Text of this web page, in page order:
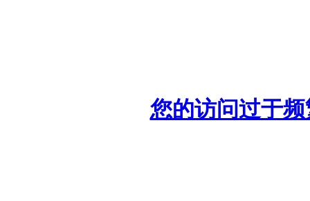
您的访问过于